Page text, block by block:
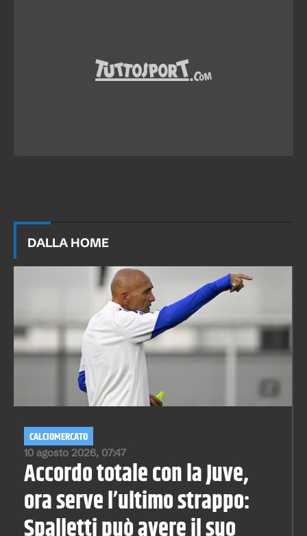
DALLA HOME
10 agosto 2026, 07:47
CALCIOMERCATO
Accordo totale con la Juve,
ora serve l’ultimo strappo: